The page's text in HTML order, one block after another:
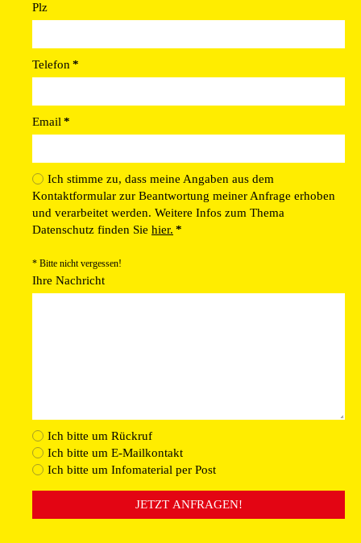
Plz
Telefon *
Email *
Ich stimme zu, dass meine Angaben aus dem
Kontaktformular zur Beantwortung meiner Anfrage erhoben
und verarbeitet werden. Weitere Infos zum Thema
Datenschutz finden Sie hier. *
* Bitte nicht vergessen!
Ihre Nachricht
Ich bitte um Rückruf
Ich bitte um E-Mailkontakt
Ich bitte um Infomaterial per Post
JETZT ANFRAGEN!